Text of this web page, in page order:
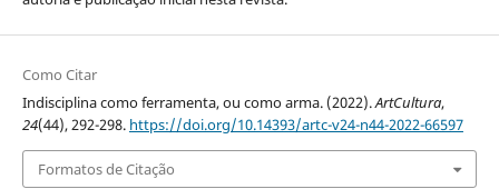
Como Citar
Indisciplina como ferramenta, ou como arma. (2022).ArtCultura,
24(44), 292-298. https://doi.org/10.14393/artc-v24-n44-2022-66597
Formatos de Citação